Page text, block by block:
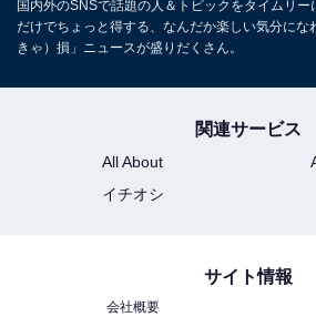
国内外のSNSで話題の人＆トピックをタイムリー
だけでちょっと得する、なんだか楽しい気分にな
きゃ）損」ニュースが盛りだくさん。
関連サービス
All About
イチオシ
サイト情報
会社概要